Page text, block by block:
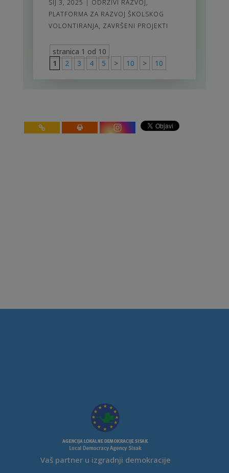
SIJ 3, 2025 ODRŽIVI RAZVOJ ,
PLATFORMA ZA RAZVOJ ŠKOLSKOG
VOLONTIRANJA, ZAVRŠENI PROJEKTI
stranica 1 od 10
1
2 3 4 5 > 10 > 10
Vaš partner u izgradnji demokracije